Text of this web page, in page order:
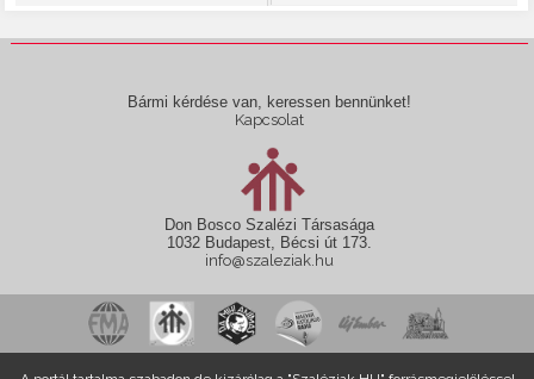
Bármi kérdése van, keressen bennünket!
Kapcsolat
Don Bosco Szalézi Társasága
1032 Budapest, Bécsi út 173.
info@szaleziak.hu